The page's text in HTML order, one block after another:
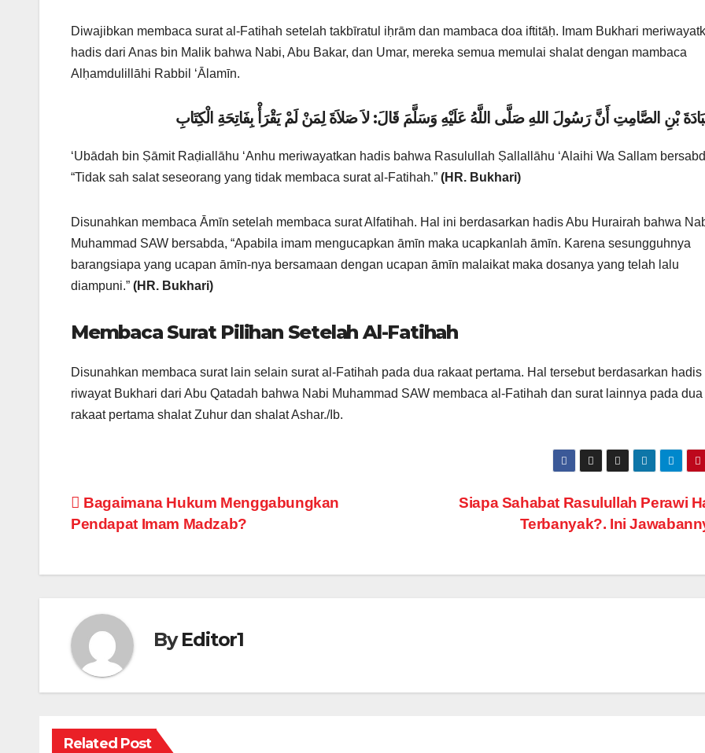
Diwajibkan membaca surat al-Fatihah setelah takbīratul iḥrām dan mambaca doa iftitāḥ. Imam Bukhari
hadis dari Anas bin Malik bahwa Nabi, Abu Bakar, dan Umar, mereka semua memulai shalat dengan mambaca
Alḥamdulillāhi Rabbil ‘Ālamīn.
بْنِ الصَّامِتِ أَنَّ رَسُولَ اللهِ صَلَّى اللَّهُ عَلَيْهِ وَسَلَّمَ قَالَ: لاَ صَلاَةَ لِمَنْ لَمْ يَقْرَأْ بِفَاتِحَةِ الْكِتَابِ
‘Ubādah bin Ṣāmit Raḍiallāhu ‘Anhu meriwayatkan hadis bahwa Rasulullah Ṣallallāhu ‘Alaihi Wa Sallam
“Tidak sah salat seseorang yang tidak membaca surat al-Fatihah.” (HR. Bukhari)
Disunahkan membaca Āmīn setelah membaca surat Alfatihah. Hal ini berdasarkan hadis Abu Hurairah bahwa
Muhammad SAW bersabda, “Apabila imam mengucapkan āmīn maka ucapkanlah āmīn. Karena sesungguhnya
barangsiapa yang ucapan āmīn-nya bersamaan dengan ucapan āmīn malaikat maka dosanya yang telah lalu
diampuni.” (HR. Bukhari)
Membaca Surat Pilihan Setelah Al-Fatihah
Disunahkan membaca surat lain selain surat al-Fatihah pada dua rakaat pertama. Hal tersebut berdasarkan hadis
riwayat Bukhari dari Abu Qatadah bahwa Nabi Muhammad SAW membaca al-Fatihah dan surat lainnya pada dua
rakaat pertama shalat Zuhur dan shalat Ashar./Ib.
Post
navigation
Siapa Sahabat Rasulullah Perawi
Terbanyak?. Ini
Bagaimana Hukum Menggabungkan
Pendapat Imam Madzab?
ByEditor1
Related Post